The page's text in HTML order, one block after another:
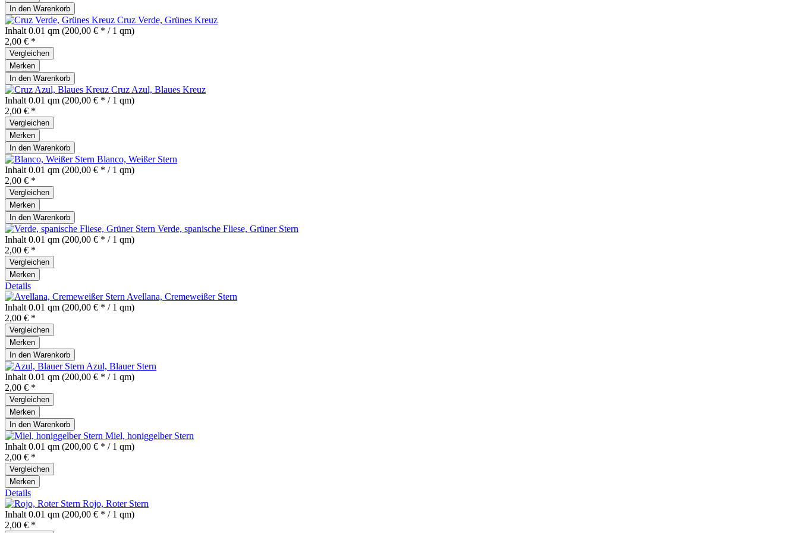
In den Warenkorb
Cruz Verde, Grünes Kreuz
Inhalt 0.01 qm (200,00 € * / 1 qm)
2,00 € *
Vergleichen
Merken
In den Warenkorb
Cruz Azul, Blaues Kreuz
Inhalt 0.01 qm (200,00 € * / 1 qm)
2,00 € *
Vergleichen
Merken
In den Warenkorb
Blanco, Weißer Stern
Inhalt 0.01 qm (200,00 € * / 1 qm)
2,00 € *
Vergleichen
Merken
In den Warenkorb
Verde, spanische Fliese, Grüner Stern
Inhalt 0.01 qm (200,00 € * / 1 qm)
2,00 € *
Vergleichen
Merken
Details
Avellana, Cremeweißer Stern
Inhalt 0.01 qm (200,00 € * / 1 qm)
2,00 € *
Vergleichen
Merken
In den Warenkorb
Azul, Blauer Stern
Inhalt 0.01 qm (200,00 € * / 1 qm)
2,00 € *
Vergleichen
Merken
In den Warenkorb
Miel, honiggelber Stern
Inhalt 0.01 qm (200,00 € * / 1 qm)
2,00 € *
Vergleichen
Merken
Details
Rojo, Roter Stern
Inhalt 0.01 qm (200,00 € * / 1 qm)
2,00 € *